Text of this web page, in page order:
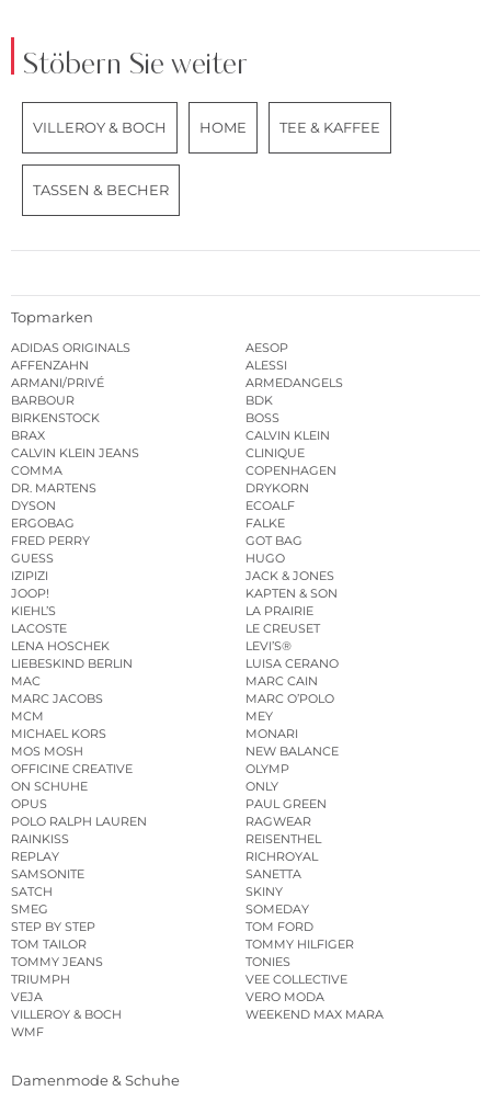
Stöbern Sie weiter
VILLEROY & BOCH HOME TEE & KAFFEE
TASSEN & BECHER
Topmarken
ADIDAS ORIGINALS
AESOP
AFFENZAHN
ALESSI
ARMANI/PRIVÉ
ARMEDANGELS
BARBOUR
BDK
BIRKENSTOCK
BOSS
BRAX
CALVIN KLEIN
CALVIN KLEIN JEANS
CLINIQUE
COMMA
COPENHAGEN
DR. MARTENS
DRYKORN
DYSON
ECOALF
ERGOBAG
FALKE
FRED PERRY
GOT BAG
GUESS
HUGO
IZIPIZI
JACK & JONES
JOOP!
KAPTEN & SON
KIEHL’S
LA PRAIRIE
LACOSTE
LE CREUSET
LENA HOSCHEK
LEVI’S®
LIEBESKIND BERLIN
LUISA CERANO
MAC
MARC CAIN
MARC JACOBS
MARC O’POLO
MCM
MEY
MICHAEL KORS
MONARI
MOS MOSH
NEW BALANCE
OFFICINE CREATIVE
OLYMP
ON SCHUHE
ONLY
OPUS
PAUL GREEN
POLO RALPH LAUREN
RAGWEAR
RAINKISS
REISENTHEL
REPLAY
RICHROYAL
SAMSONITE
SANETTA
SATCH
SKINY
SMEG
SOMEDAY
STEP BY STEP
TOM FORD
TOM TAILOR
TOMMY HILFIGER
TOMMY JEANS
TONIES
TRIUMPH
VEE COLLECTIVE
VEJA
VERO MODA
VILLEROY & BOCH
WEEKEND MAX MARA
WMF
Damenmode & Schuhe